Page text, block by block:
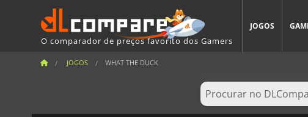
O comparador de preços favorito dos Gamers
JOGOS
JOGOS WHAT THE DUCK